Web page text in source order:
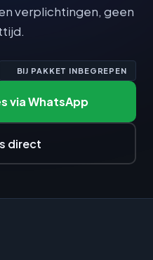
verplichtingen, geen
BIJ PAKKET INBEGREPEN
via WhatsApp
direct